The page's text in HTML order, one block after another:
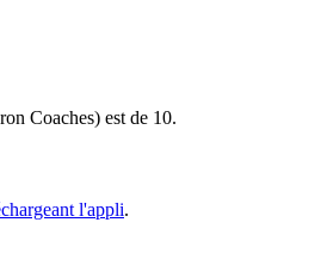
Coaches) est de 10.
l'appli.